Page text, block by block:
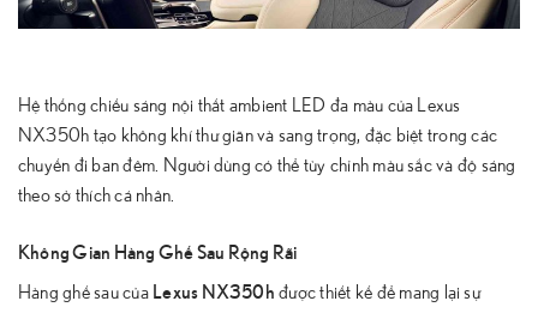
Hệ thống chiếu sáng nội thất ambient LED đa màu của Lexus
NX350h tạo không khí thư giãn và sang trọng, đặc biệt trong các
chuyến đi ban đêm. Người dùng có thể tùy chỉnh màu sắc và độ sáng
theo sở thích cá nhân.
Không Gian Hàng Ghế Sau Rộng Rãi
Hàng ghế sau của Lexus NX350h được thiết kế để mang lại sự